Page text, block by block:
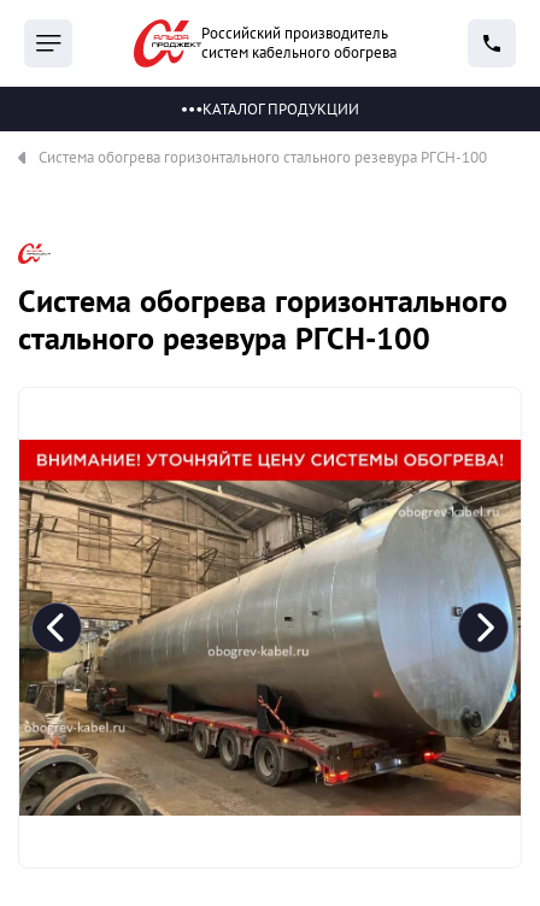
Российский производитель
систем кабельного обогрева
КАТАЛОГ ПРОДУКЦИИ
Система обогрева горизонтального стального резевура РГСН-100
Система обогрева горизонтального
стального резевура РГСН-100